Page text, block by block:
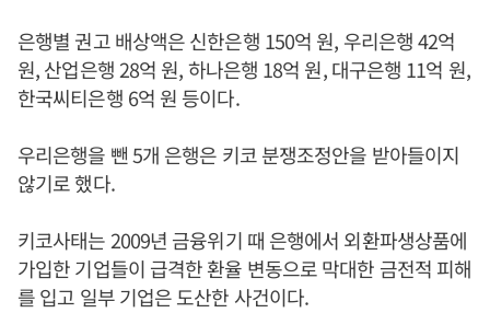
은행별 권고 배상액은 신한은행 150억 원, 우리은행 42억
원, 산업은행 28억 원, 하나은행 18억 원, 대구은행 11억 원,
한국씨티은행 6억 원 등이다.
우리은행을 뺀 5개 은행은 키코 분쟁조정안을 받아들이지
않기로 했다.
키코사태는 2009년 금융위기 때 은행에서 외환파생상품에
가입한 기업들이 급격한 환율 변동으로 막대한 금전적 피해
를 입고 일부 기업은 도산한 사건이다.